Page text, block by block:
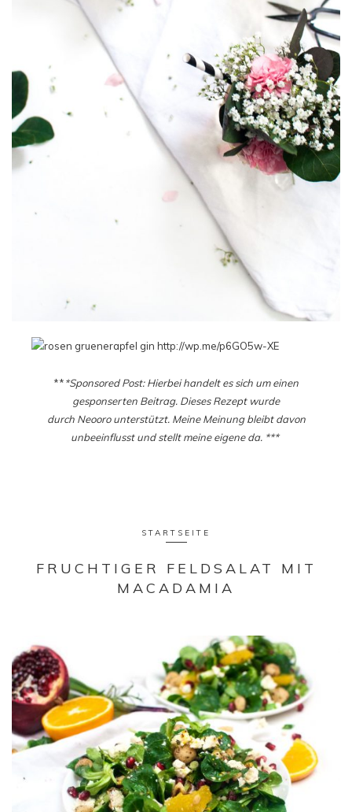
***Sponsored Post: Hierbei handelt es sich um einen
gesponserten Beitrag. Dieses Rezept wurde
durch Neooro unterstützt. Meine Meinung bleibt davon
unbeeinflusst und stellt meine eigene da. ***
STARTSEITE
FRUCHTIGER FELDSALAT MIT
MACADAMIA